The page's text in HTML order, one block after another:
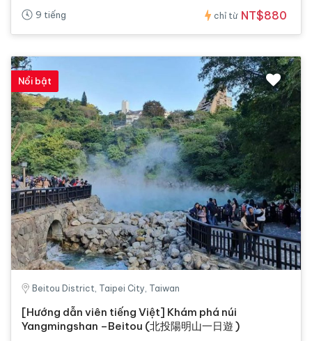
9 tiếng chỉ từ NT$880
Nổi bật
Beitou District, Taipei City, Taiwan
[Hướng dẫn viên tiếng Việt] Khám phá núi
Yangmingshan –Beitou (北投陽明山一日遊 )